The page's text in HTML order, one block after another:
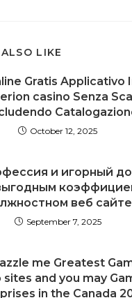
LIKE
Gratis Applicativo
casino Senza
October 12, 2025
и игорный
веб сайте
September 7, 2025
me Greatest
sites and you may
in the Canada